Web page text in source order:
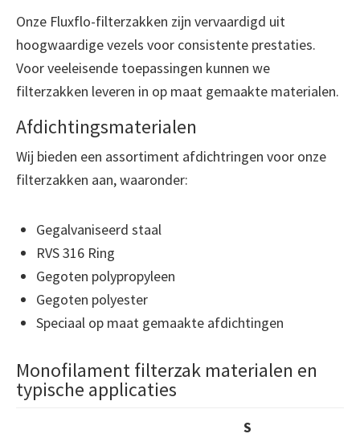
Onze Fluxflo-filterzakken zijn vervaardigd uit
hoogwaardige vezels voor consistente prestaties.
Voor veeleisende toepassingen kunnen we
filterzakken leveren in op maat gemaakte materialen.
Afdichtingsmaterialen
Wij bieden een assortiment afdichtringen voor onze
filterzakken aan, waaronder:
Gegalvaniseerd staal
RVS 316 Ring
Gegoten polypropyleen
Gegoten polyester
Speciaal op maat gemaakte afdichtingen
Monofilament filterzak materialen en
typische applicaties
S